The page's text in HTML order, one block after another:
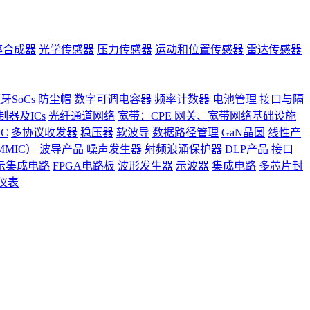
合成器 光学传感器 压力传感器 运动和位置传感器 雷达传感器
SoCs 防尘帽 数字可调电容器 频率计数器 电池管理 接口与隔
器及ICs 光纤通道网络 宽带：CPE 网关、宽带网络基础设施
多协议收发器 稳压器 软波导 数据路径管理 GaN晶圆 线性产
）
波导产品 噪声发生器 射频浪涌保护器 DLP产品 接口
集成电路 FPGA电路板 波形发生器 示波器 集成电路 多芯片封
表